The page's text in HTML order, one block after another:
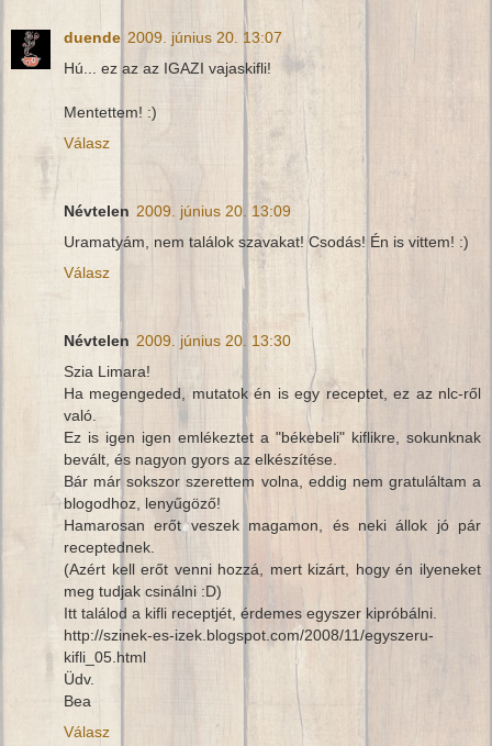
duende 2009. június 20. 13:07
Hú... ez az az IGAZI vajaskifli!
Mentettem! :)
Válasz
Névtelen 2009. június 20. 13:09
Uramatyám, nem találok szavakat! Csodás! Én is vittem! :)
Válasz
Névtelen 2009. június 20. 13:30
Szia Limara!
Ha megengeded, mutatok én is egy receptet, ez az nlc-ről
való.
Ez is igen igen emlékeztet a "békebeli" kiflikre, sokunknak
bevált, és nagyon gyors az elkészítése.
Bár már sokszor szerettem volna, eddig nem gratuláltam a
blogodhoz, lenyűgöző!
Hamarosan erőt veszek magamon, és neki állok jó pár
receptednek.
(Azért kell erőt venni hozzá, mert kizárt, hogy én ilyeneket
meg tudjak csinálni :D)
Itt találod a kifli receptjét, érdemes egyszer kipróbálni.
http://szinek-es-izek.blogspot.com/2008/11/egyszeru-
kifli_05.html
Üdv.
Bea
Válasz